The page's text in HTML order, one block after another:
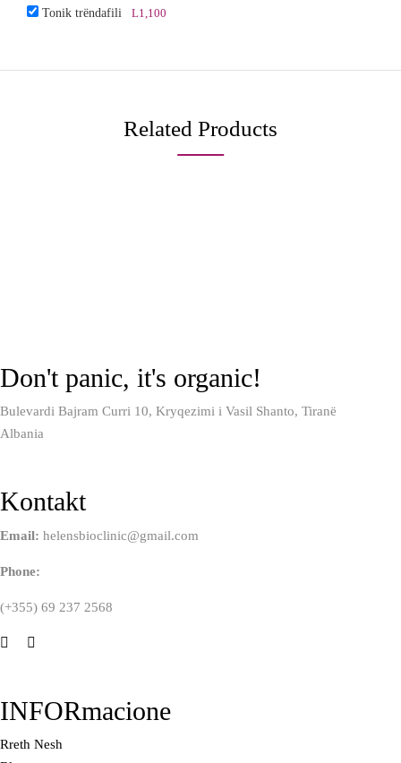
Tonik trëndafili L1,100
Related Products
Don't panic, it's organic!
Bulevardi Bajram Curri 10, Kryqezimi i Vasil Shanto, Tiranë
Albania
Kontakt
Email: helensbioclinic@gmail.com
Phone:
(+355) 69 237 2568
INFORmacione
Rreth Nesh